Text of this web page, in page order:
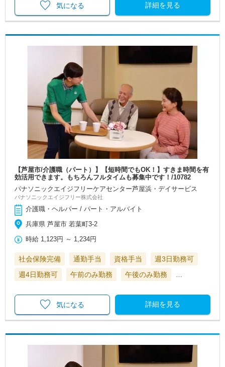
詳細を見る
気になる
【芦屋市/介護職（パート）】【短時間でもOK！】すきま時間を有
効活用できます。もちろんフルタイムも募集中です！/10782
パナソニックエイジフリーケアセンター芦屋浜・デイサービス
パナソニックエイジフリー株式会社
介護職・ヘルパー / パート・アルバイト
兵庫県 芦屋市 若葉町3-2
時給 1,123円 ～ 1,234円
社会保険完備 通勤手当 資格手当
週3日勤務可
週4日勤務可
午前のみ勤務 午後のみ勤務
詳細を見る
気になる